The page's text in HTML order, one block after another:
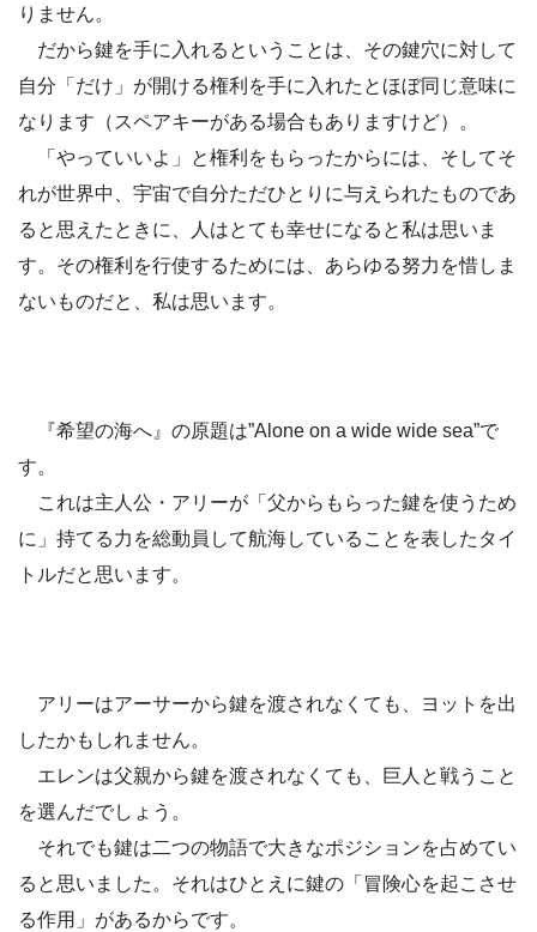
りません。
だから鍵を手に入れるということは、その鍵穴に対して
自分「だけ」が開ける権利を手に入れたとほぼ同じ意味に
なります（スペアキーがある場合もありますけど）。
「やっていいよ」と権利をもらったからには、そしてそ
れが世界中、宇宙で自分ただひとりに与えられたものであ
ると思えたときに、人はとても幸せになると私は思いま
す。その権利を行使するためには、あらゆる努力を惜しま
ないものだと、私は思います。
『希望の海へ』の原題は”Alone on a wide wide sea”で
す。
これは主人公・アリーが「父からもらった鍵を使うため
に」持てる力を総動員して航海していることを表したタイ
トルだと思います。
アリーはアーサーから鍵を渡されなくても、ヨットを出
したかもしれません。
エレンは父親から鍵を渡されなくても、巨人と戦うこと
を選んだでしょう。
それでも鍵は二つの物語で大きなポジションを占めてい
ると思いました。それはひとえに鍵の「冒険心を起こさせ
る作用」があるからです。